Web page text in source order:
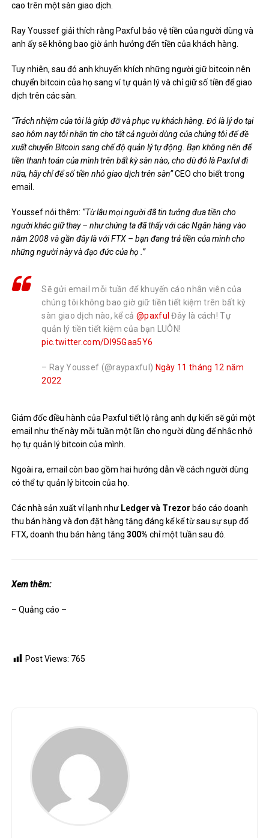
cao trên một sàn giao dịch.
Ray Youssef giải thích rằng Paxful bảo vệ tiền của người dùng và
anh ấy sẽ không bao giờ ảnh hưởng đến tiền của khách hàng.
Tuy nhiên, sau đó anh khuyến khích những người giữ bitcoin nên
chuyển bitcoin của họ sang ví tự quản lý và chỉ giữ số tiền để giao
dịch trên các sàn.
“Trách nhiệm của tôi là giúp đỡ và phục vụ khách hàng. Đó là lý do tại
sao hôm nay tôi nhắn tin cho tất cả người dùng của chúng tôi để đề
xuất chuyển Bitcoin sang chế độ quản lý tự động. Bạn không nên để
tiền thanh toán của mình trên bất kỳ sàn nào, cho dù đó là Paxful đi
nữa, hãy chỉ để số tiền nhỏ giao dịch trên sàn”CEO cho biết trong
email.
Youssef nói thêm: “Từ lâu mọi người đã tin tưởng đưa tiền cho
người khác giữ thay – như chúng ta đã thấy với các Ngân hàng vào
năm 2008 và gần đây là với FTX – bạn đang trả tiền của mình cho
những người này và đạo đức của họ .”
Sẽ gửi email mỗi tuần để khuyến cáo nhân viên của
chúng tôi không bao giờ giữ tiền tiết kiệm trên bất kỳ
sàn giao dịch nào, kể cả @paxful Đây là cách! Tự
quản lý tiền tiết kiệm của bạn LUÔN!
pic.twitter.com/DI95Gaa5Y6
– Ray Youssef (@raypaxful) Ngày 11 tháng 12 năm
2022
Giám đốc điều hành của Paxful tiết lộ rằng anh dự kiến ​​sẽ gửi một
email như thế này mỗi tuần một lần cho người dùng để nhắc nhở
họ tự quản lý bitcoin của mình.
Ngoài ra, email còn bao gồm hai hướng dẫn về cách người dùng
có thể tự quản lý bitcoin của họ.
Các nhà sản xuất ví lạnh như Ledger và Trezor báo cáo doanh
thu bán hàng và đơn đặt hàng tăng đáng kể kể từ sau sự sụp đổ
FTX, doanh thu bán hàng tăng300% chỉ một tuần sau đó.
Xem thêm:
– Quảng cáo –
Post Views: 765